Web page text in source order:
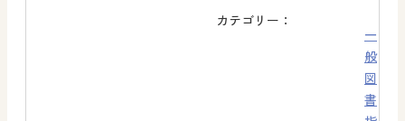
カテゴリー：
一
般
図
書